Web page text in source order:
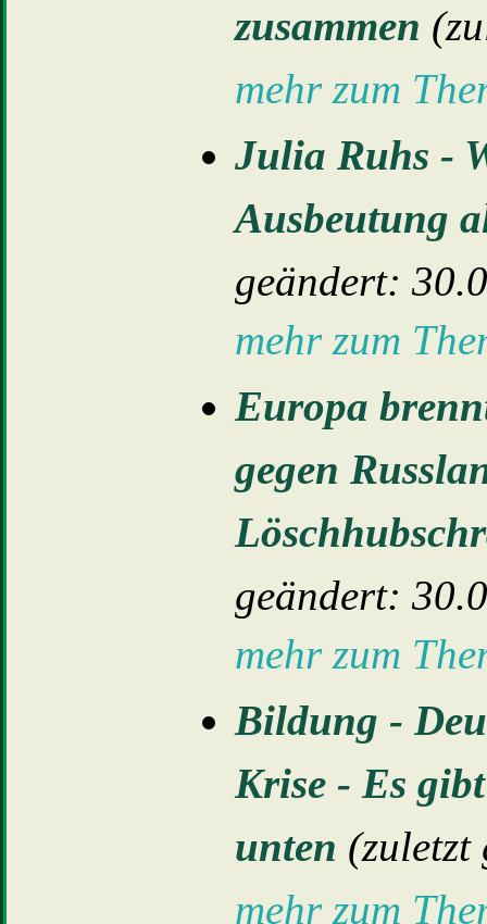
zusammen
mehr zum
Julia Ruhs -
Ausbeutung
geändert:
mehr zum
Europa
gegen
geändert:
mehr zum
Bildung -
Krise - Es
unten (zuletzt
mehr zum